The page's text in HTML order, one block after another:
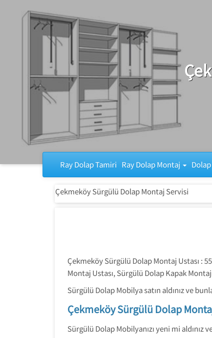
Ray Dolap Tamiri Ray Dolap Montaj
Çekmeköy Sürgülü Dolap Montaj Servisi
Çekmeköy Sürgülü Dolap Montaj Ustası :
Montaj Ustası, Sürgülü Dolap Kapak
Sürgülü Dolap Mobilya satın aldınız ve
Çekmeköy Sürgülü Dolap
Sürgülü Dolap Mobilyanızı yeni mi aldınız